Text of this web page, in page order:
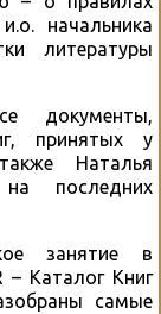
начальника
литературы
документы,
принятых у
Наталья
последних
занятие в
– Каталог Книг
самые